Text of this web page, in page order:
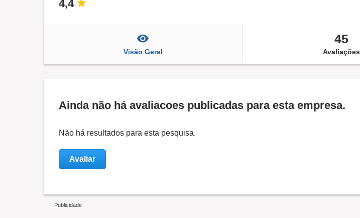
4,4
Visão Geral
45
Avaliações
Ainda não há avaliacoes publicadas para esta empresa.
Não há resultados para esta pesquisa.
Avaliar